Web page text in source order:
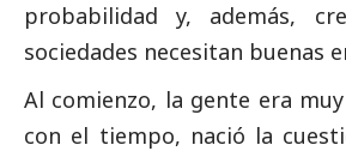
probabilidad y, además,
sociedades necesitan buenas
Al comienzo, la gente era
con el tiempo, nació la